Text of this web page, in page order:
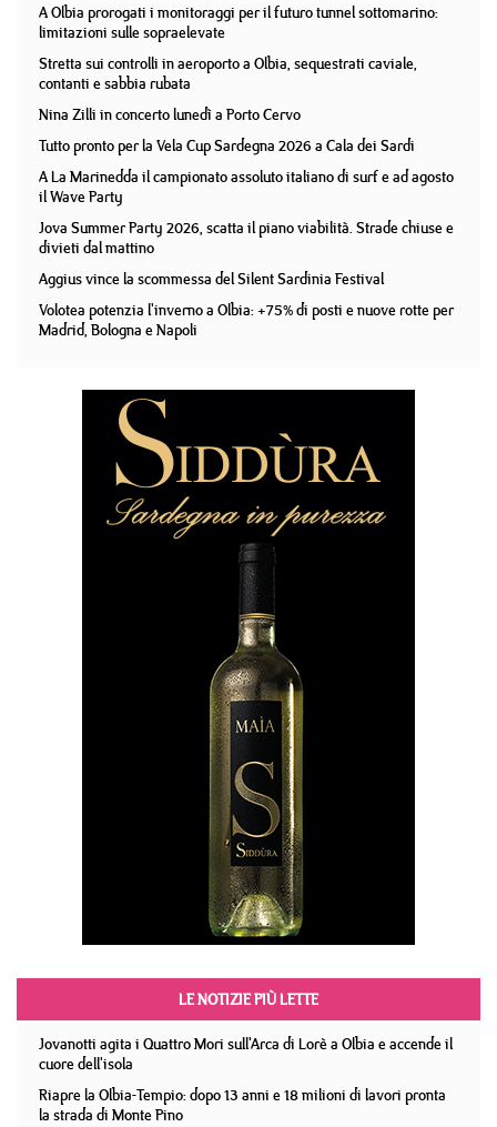
A Olbia prorogati i monitoraggi per il futuro tunnel sottomarino:
limitazioni sulle sopraelevate
Stretta sui controlli in aeroporto a Olbia, sequestrati caviale,
contanti e sabbia rubata
Nina Zilli in concerto lunedì a Porto Cervo
Tutto pronto per la Vela Cup Sardegna 2026 a Cala dei Sardi
A La Marinedda il campionato assoluto italiano di surf e ad agosto
il Wave Party
Jova Summer Party 2026, scatta il piano viabilità. Strade chiuse e
divieti dal mattino
Aggius vince la scommessa del Silent Sardinia Festival
Volotea potenzia l'inverno a Olbia: +75% di posti e nuove rotte per
Madrid, Bologna e Napoli
LE NOTIZIE PIÙ LETTE
Jovanotti agita i Quattro Mori sull'Arca di Lorè a Olbia e accende il
cuore dell'isola
Riapre la Olbia-Tempio: dopo 13 anni e 18 milioni di lavori pronta
la strada di Monte Pino